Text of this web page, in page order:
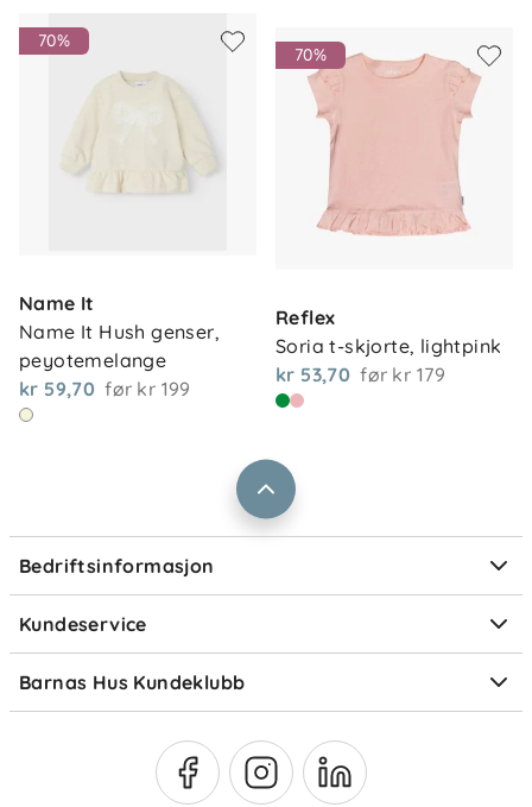
70%
Name It
Name It Hush genser,
peyotemelange
kr 59,70 før kr 199
70%
Reflex
Soria t-skjorte, lightpink
kr 53,70 før kr 179
Bedriftsinformasjon
Våre butikker
Vårt samfunnsansvar
Jobbe i Barnas Hus
Størrelsesguider
Kundeservice
Frakt og levering
Retur og reklamasjon
Ofte stilte spørsmål
Om Klarna
Barnas Hus Kundeklubb
Medlemsvilkår